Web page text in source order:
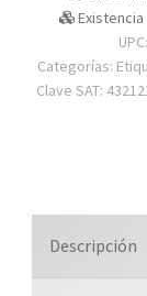
-
-
80
Categorías:
Clave SAT:
Descripción